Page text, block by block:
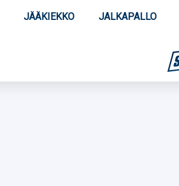
JÄÄKIEKKO JALKAPALLO